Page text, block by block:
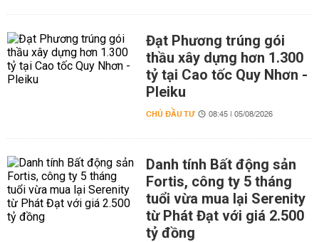
Đạt Phương trúng gói
thầu xây dựng hơn 1.300
tỷ tại Cao tốc Quy Nhơn -
Pleiku
CHỦ ĐẦU TƯ 08:45 | 05/08/2026
Danh tính Bất động sản
Fortis, công ty 5 tháng
tuổi vừa mua lại Serenity
từ Phát Đạt với giá 2.500
tỷ đồng